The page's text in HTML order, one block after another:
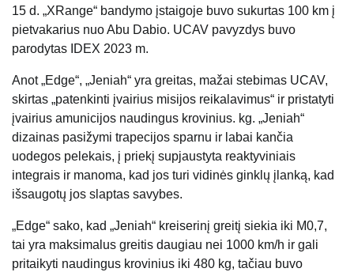
15 d. „XRange“ bandymo įstaigoje buvo sukurtas 100 km į
pietvakarius nuo Abu Dabio. UCAV pavyzdys buvo
parodytas IDEX 2023 m.
Anot „Edge“, „Jeniah“ yra greitas, mažai stebimas UCAV,
skirtas „patenkinti įvairius misijos reikalavimus“ ir pristatyti
įvairius amunicijos naudingus krovinius. kg. „Jeniah“
dizainas pasižymi trapecijos sparnu ir labai kančia
uodegos pelekais, į priekį supjaustyta reaktyviniais
integrais ir manoma, kad jos turi vidinės ginklų įlanką, kad
išsaugotų jos slaptas savybes.
„Edge“ sako, kad „Jeniah“ kreiserinį greitį siekia iki M0,7,
tai yra maksimalus greitis daugiau nei 1000 km/h ir gali
pritaikyti naudingus krovinius iki 480 kg, tačiau buvo